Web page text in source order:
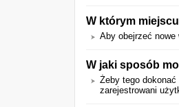
W którym
Aby obejrzeć
W jaki sposób
Żeby tego
zarejestrowani